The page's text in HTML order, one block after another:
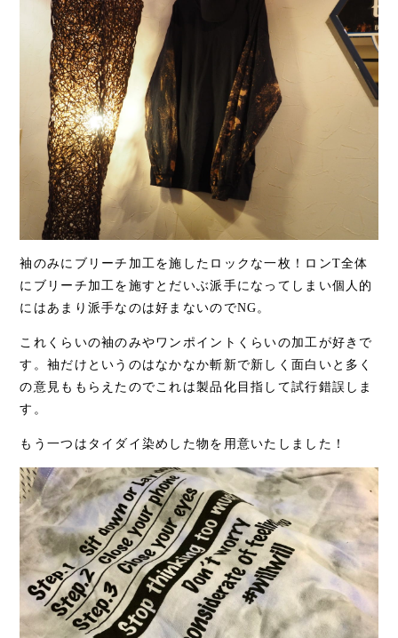
袖のみにブリーチ加工を施したロックな一枚！ロンT全体
にブリーチ加工を施すとだいぶ派手になってしまい個人的
にはあまり派手なのは好まないのでNG。
これくらいの袖のみやワンポイントくらいの加工が好きで
す。袖だけというのはなかなか斬新で新しく面白いと多く
の意見ももらえたのでこれは製品化目指して試行錯誤しま
す。
もう一つはタイダイ染めした物を用意いたしました！